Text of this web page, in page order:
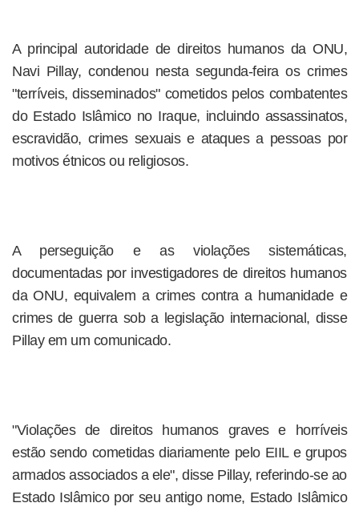
A principal autoridade de direitos humanos da ONU,
Navi Pillay, condenou nesta segunda-feira os crimes
"terríveis, disseminados" cometidos pelos combatentes
do Estado Islâmico no Iraque, incluindo assassinatos,
escravidão, crimes sexuais e ataques a pessoas por
motivos étnicos ou religiosos.
A perseguição e as violações sistemáticas,
documentadas por investigadores de direitos humanos
da ONU, equivalem a crimes contra a humanidade e
crimes de guerra sob a legislação internacional, disse
Pillay em um comunicado.
"Violações de direitos humanos graves e horríveis
estão sendo cometidas diariamente pelo EIIL e grupos
armados associados a ele", disse Pillay, referindo-se ao
Estado Islâmico por seu antigo nome, Estado Islâmico